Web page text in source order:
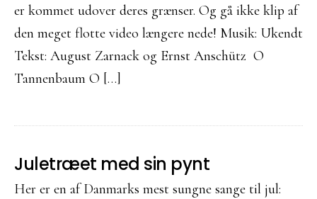
er kommet udover deres grænser. Og gå ikke klip af
den meget flotte video længere nede! Musik: Ukendt
Tekst: August Zarnack og Ernst Anschütz O
Tannenbaum O […]
Juletræet med sin pynt
Her er en af Danmarks mest sungne sange til jul: